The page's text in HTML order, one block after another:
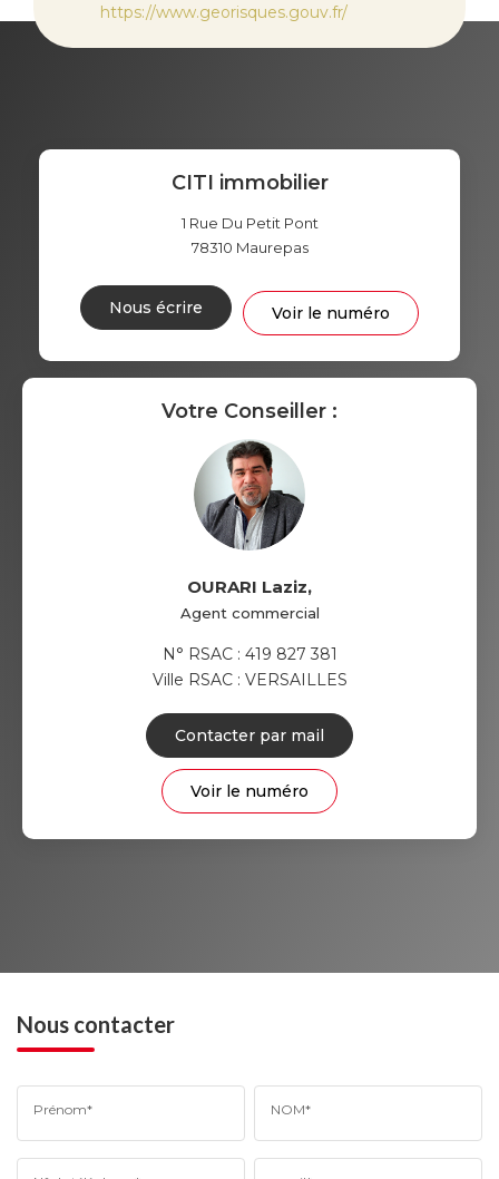
https://www.georisques.gouv.fr/
CITI immobilier
1 Rue Du Petit Pont
78310 Maurepas
Nous écrire Voir le numéro
Votre Conseiller :
OURARI Laziz,
Agent commercial
N° RSAC : 419 827 381
Ville RSAC : VERSAILLES
Contacter par mail
Voir le numéro
Nous contacter
Prénom* NOM*